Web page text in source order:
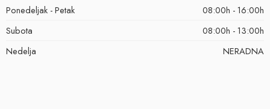
Ponedeljak - Petak
08:00h - 16:00h
Subota
08:00h - 13:00h
Nedelja
NERADNA